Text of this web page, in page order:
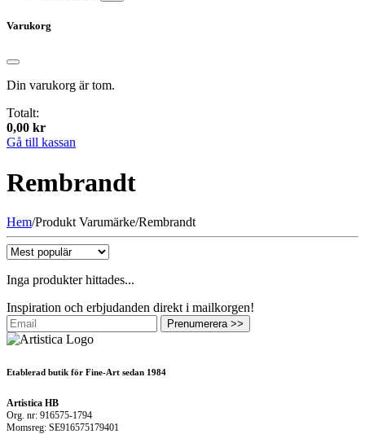
Varukorg
Din varukorg är tom.
Totalt:
0,00 kr
Gå till kassan
Rembrandt
Hem/Produkt Varumärke/Rembrandt
Inga produkter hittades...
Inspiration och erbjudanden direkt i mailkorgen!
Prenumerera >>
Etablerad butik för Fine-Art sedan 1984
Artistica HB
Org. nr: 916575-1794
Momsreg: SE916575179401